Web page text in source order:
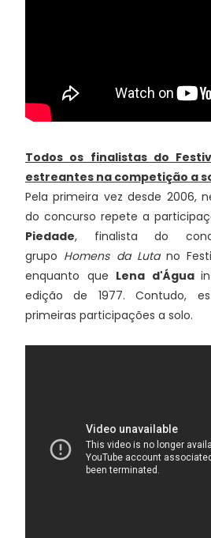
Todos os finalistas do
estreantes na competição a
Pela primeira vez desde 2006,
do concurso repete a
Piedade, finalista do
grupo Homens da Lutano
enquanto que Lena d'Água
edição de 1977. Contudo,
primeiras participações a solo.